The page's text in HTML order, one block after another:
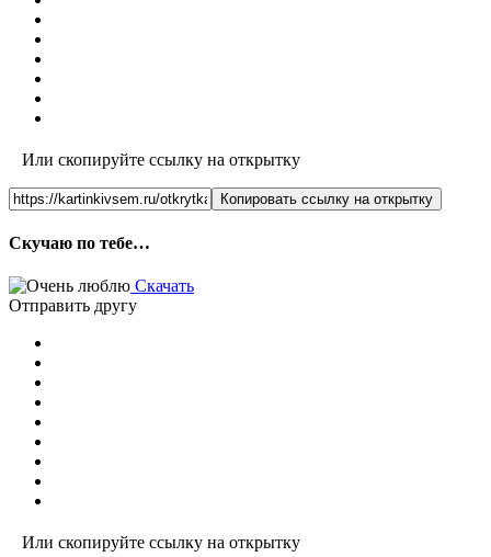
Или скопируйте ссылку на открытку
Копировать ссылку на открытку
Скучаю по тебе…
Скачать
Отправить другу
Или скопируйте ссылку на открытку